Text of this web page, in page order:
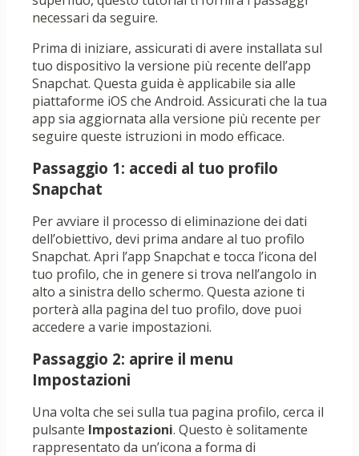
necessari da seguire.
Prima di iniziare, assicurati di avere installata sul
tuo dispositivo la versione più recente dell’app
Snapchat. Questa guida è applicabile sia alle
piattaforme iOS che Android. Assicurati che la tua
app sia aggiornata alla versione più recente per
seguire queste istruzioni in modo efficace.
Passaggio 1: accedi al tuo profilo
Snapchat
Per avviare il processo di eliminazione dei dati
dell’obiettivo, devi prima andare al tuo profilo
Snapchat. Apri l’app Snapchat e tocca l’icona del
tuo profilo, che in genere si trova nell’angolo in
alto a sinistra dello schermo. Questa azione ti
porterà alla pagina del tuo profilo, dove puoi
accedere a varie impostazioni.
Passaggio 2: aprire il menu
Impostazioni
Una volta che sei sulla tua pagina profilo, cerca il
pulsante Impostazioni. Questo è solitamente
rappresentato da un’icona a forma di